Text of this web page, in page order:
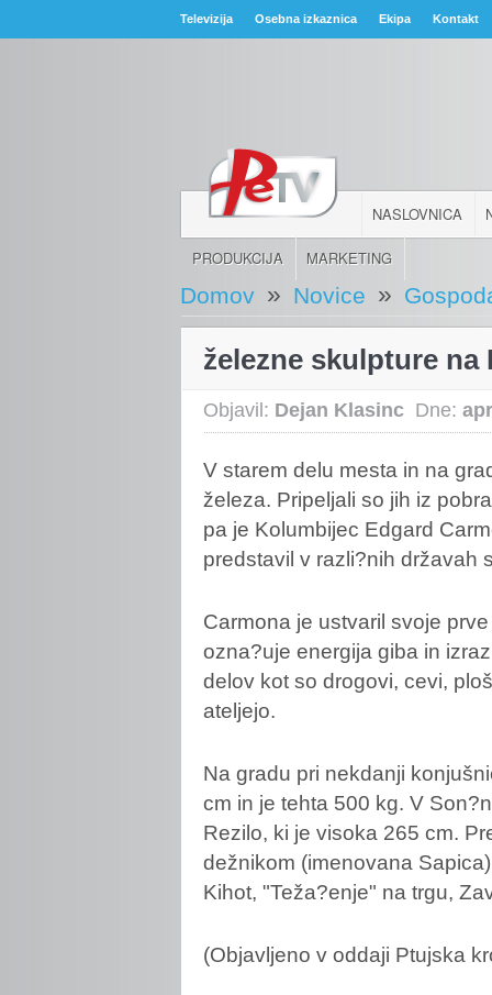
Televizija Osebna izkaznica Ekipa Kontakt
NASLOVNICA
PRODUKCIJA MARKETING
Domov » Novice »
železne skulpture na
Objavil: Dejan Klasinc Dne:
V starem delu mesta in na
železa. Pripeljali so jih iz
pa je Kolumbijec Edgard
predstavil v razli?nih državah
Carmona je ustvaril svoje
ozna?uje energija giba in
delov kot so drogovi, cevi,
ateljejo.
Na gradu pri nekdanji
cm in je tehta 500 kg. V
Rezilo, ki je visoka 265 cm.
dežnikom (imenovana
Kihot, "Teža?enje" na trgu,
(Objavljeno v oddaji Ptujska